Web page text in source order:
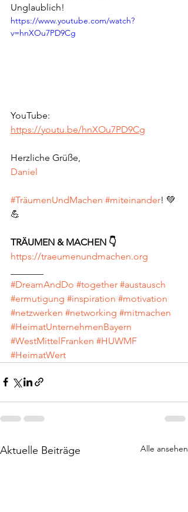
Unglaublich!
https://www.youtube.com/watch?
v=hnXOu7PD9Cg
YouTube:
https://youtu.be/hnXOu7PD9Cg
Herzliche Grüße,
Daniel
#TräumenUndMachen #miteinander! 💚
💪
TRÄUMEN & MACHEN 👇
https://traeumenundmachen.org
#DreamAndDo #together #austausch
#ermutigung #inspiration #motivation
#netzwerken #networking #mitmachen
#HeimatUnternehmenBayern
#WestMittelFranken #HUWMF
#HeimatWert
Aktuelle Beiträge Alle ansehen